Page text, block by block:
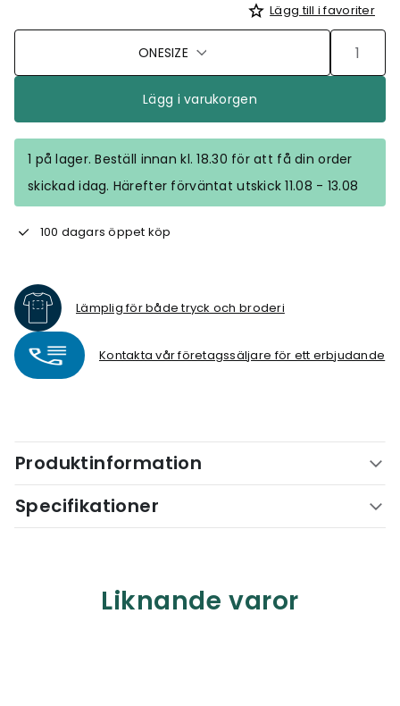
Lägg till i favoriter
ONESIZE
Lägg i varukorgen
1 på lager. Beställ innan kl. 18.30 för att få din order
skickad idag. Härefter förväntat utskick 11.08 - 13.08
100 dagars öppet köp
Lämplig för både tryck och broderi
Kontakta vår företagssäljare för ett erbjudande
Produktinformation
Specifikationer
Liknande varor